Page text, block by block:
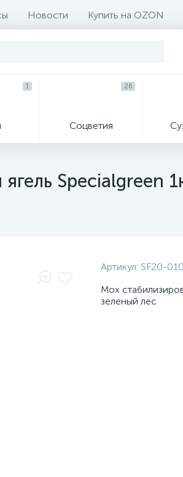
Новости Купить на OZON
1
Соцветия
26
Specialgreen
Артикул: SF20-
Мох
зеленый лес